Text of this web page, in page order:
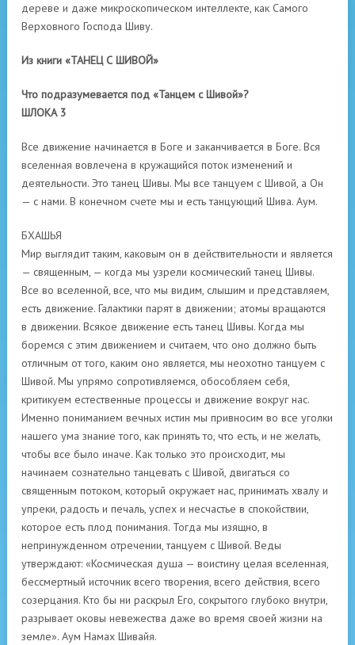
дереве и даже микроскопическом интеллекте, как Самого
Верховного Господа Шиву.
Из книги «ТАНЕЦ С ШИВОЙ»
Что подразумевается под «Танцем с Шивой»?
ШЛОКА 3
Все движение начинается в Боге и заканчивается в Боге. Вся
вселенная вовлечена в кружащийся поток изменений и
деятельности. Это танец Шивы. Мы все танцуем с Шивой, а Он
— с нами. В конечном счете мы и есть танцующий Шива. Аум.
БХАШЬЯ
Мир выглядит таким, каковым он в действительности и является
— священным, — когда мы узрели космический танец Шивы.
Все во вселенной, все, что мы видим, слышим и представляем,
есть движение. Галактики парят в движении; атомы вращаются
в движении. Всякое движение есть танец Шивы. Когда мы
боремся с этим движением и считаем, что оно должно быть
отличным от того, каким оно является, мы неохотно танцуем с
Шивой. Мы упрямо сопротивляемся, обособляем себя,
критикуем естественные процессы и движение вокруг нас.
Именно пониманием вечных истин мы привносим во все уголки
нашего ума знание того, как принять то, что есть, и не желать,
чтобы все было иначе. Как только это происходит, мы
начинаем сознательно танцевать с Шивой, двигаться со
священным потоком, который окружает нас, принимать хвалу и
упреки, радость и печаль, успех и несчастье в спокойствии,
которое есть плод понимания. Тогда мы изящно, в
непринужденном отречении, танцуем с Шивой. Веды
утверждают: «Космическая душа — воистину целая вселенная,
бессмертный источник всего творения, всего действия, всего
созерцания. Кто бы ни раскрыл Его, сокрытого глубоко внутри,
разрывает оковы невежества даже во время своей жизни на
земле». Аум Намах Шивайя.